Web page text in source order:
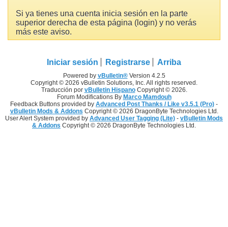
Si ya tienes una cuenta inicia sesión en la parte
superior derecha de esta página (login) y no verás
más este aviso.
Iniciar sesión Registrarse Arriba
Powered by vBulletin®Version 4.2.5
Copyright © 2026 vBulletin Solutions, Inc. All rights reserved.
Traducción por vBulletin HispanoCopyright © 2026.
Forum Modifications By Marco Mamdouh
Feedback Buttons provided by Advanced Post Thanks / Like v3.5.1 (Pro) -
vBulletin Mods & Addons Copyright © 2026 DragonByte Technologies Ltd.
User Alert System provided by Advanced User Tagging (Lite) - vBulletin Mods
& Addons Copyright © 2026 DragonByte Technologies Ltd.